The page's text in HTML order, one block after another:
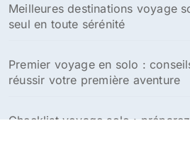
Meilleures destinations voyage
seul en toute sérénité
Premier voyage en solo :
réussir votre première aventure
Checklist voyage solo :